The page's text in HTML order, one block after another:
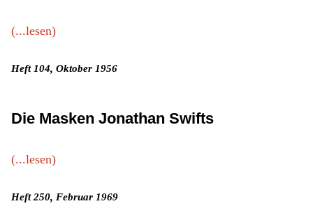
(...lesen)
Heft 104, Oktober 1956
Die Masken Jonathan Swifts
(...lesen)
Heft 250, Februar 1969